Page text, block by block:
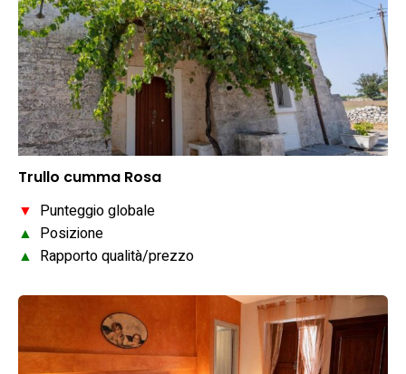
Trullo cumma Rosa
▼ Punteggio globale
▲ Posizione
▲ Rapporto qualità/prezzo